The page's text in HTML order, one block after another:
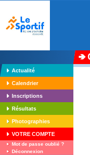
Actualité
Calendrier
Inscriptions
Résultats
Photographies
VOTRE COMPTE
Mot de passe oublié ?
Déconnexion